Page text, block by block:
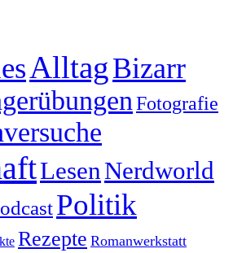
AlltagBizarr
Fotografie
LesenNerdworld
Politik
Rezepte Romanwerkstatt